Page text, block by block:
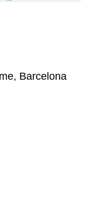
Barcelona